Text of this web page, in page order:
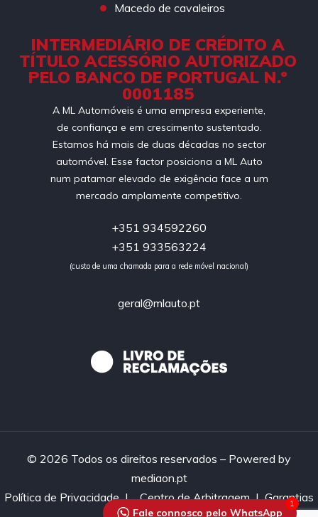
Macedo de cavaleiros
INTERMEDIÁRIO DE CRÉDITO A
TÍTULO ACESSÓRIO AUTORIZADO
PELO BANCO DE PORTUGAL N.º
0001185
A ML Automóveis é uma empresa experiente,
de confiança e em crescimento sustentado.
Estamos há mais de duas décadas no sector
automóvel. Esse factor posiciona a ML Auto
num patamar elevado de exigência face a um
mercado amplamente competitivo.
+351 934592260
+351 933563224
(custo de uma chamada para a rede móvel nacional)
geral@mlauto.pt
© 2026 Todos os direitos reservados – Powered by
mediaon.pt
Política de Privacidade|Centro de Arbitragem |Garantias
Fale connosco pelo WhatsApp
1